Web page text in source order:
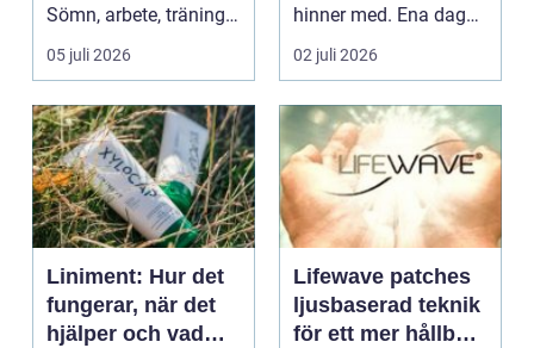
Sömn, arbete, träning
och humör ...
05 juli 2026
hinner med. Ena dagen
ryms hela foten i...
02 juli 2026
Liniment: Hur det
fungerar, när det
hjälper och vad
Lifewave patches
ljusbaserad teknik
för ett mer hållbart